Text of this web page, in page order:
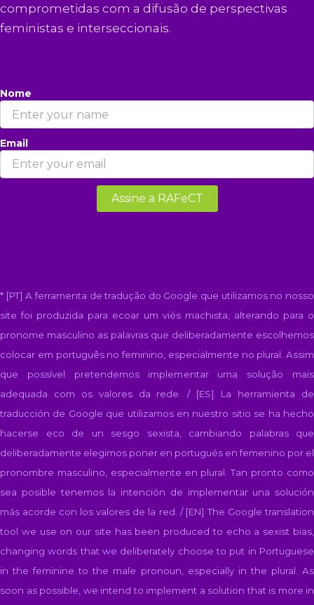
comprometidas com a difusão de perspectivas
feministas e interseccionais.
Nome
Email
* [PT] A ferramenta de tradução do Google que utilizamos no nosso
site foi produzida para ecoar um viés machista, alterando para o
pronome masculino as palavras que deliberadamente escolhemos
colocar em português no feminino, especialmente no plural. Assim
que possível pretendemos implementar uma solução mais
adequada com os valores da rede. / [ES]
La herramienta de
traducción de Google que utilizamos en nuestro sitio se ha hecho
hacerse eco de un sesgo sexista, cambiando palabras que
deliberadamente elegimos poner en portugués en femenino por el
pronombre masculino, especialmente en plural. Tan pronto como
sea posible tenemos la intención de implementar una solución
más acorde con los valores de la red. / [EN]The Google translation
tool we use on our site has been produced to echo a sexist bias,
changing words that we deliberately choose to put in Portuguese
in the feminine to the male pronoun, especially in the plural. As
soon as possible, we intend to implement a solution that is more in